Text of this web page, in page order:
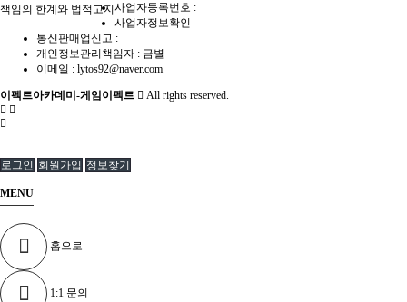
책임의 한계와 법적고지 사업자등록번호 :
사업자정보확인
통신판매업신고 :
개인정보관리책임자 : 금별
이메일 : lytos92@naver.com
이펙트아카데미-게임이펙트 All rights reserved.
로그인 회원가입 정보찾기
MENU
홈으로
1:1 문의